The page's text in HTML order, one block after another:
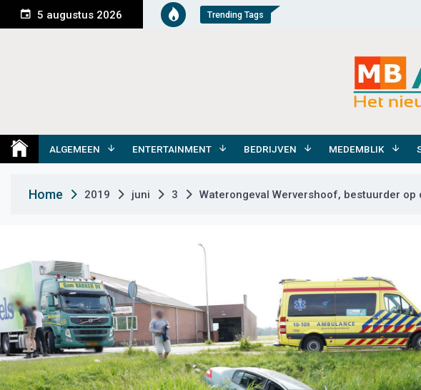
n
e
5 augustus 2026 Trending Tags
Medemblik Actueel
ALGEMEEN ENTERTAINMENT BEDRIJVEN MEDEMBLIK
Home 2019 juni 3 Waterongeval Wervershoof, bestuurder